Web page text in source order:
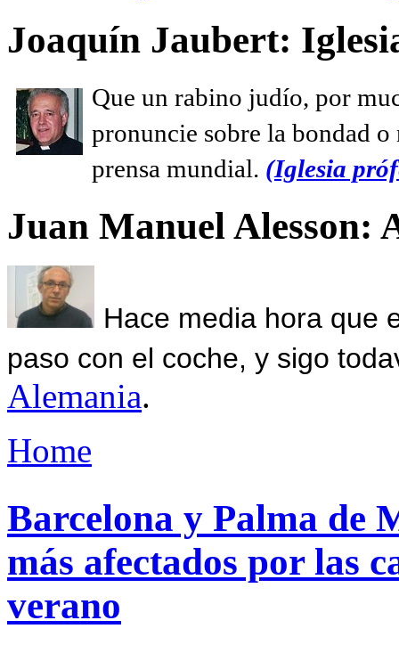
Joaquín Jaubert:
Que un rabino judío, por
pronuncie sobre la bondad
prensa mundial. (Iglesia
Juan Manuel Alesson:
Hace media hora que
paso con el coche, y sigo
Alemania.
Home
Barcelona y Palma de
más afectados por las
verano